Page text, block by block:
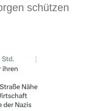
schützen